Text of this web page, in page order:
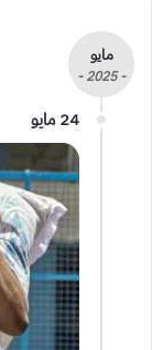
مايو
- 2025 -
24 مايو